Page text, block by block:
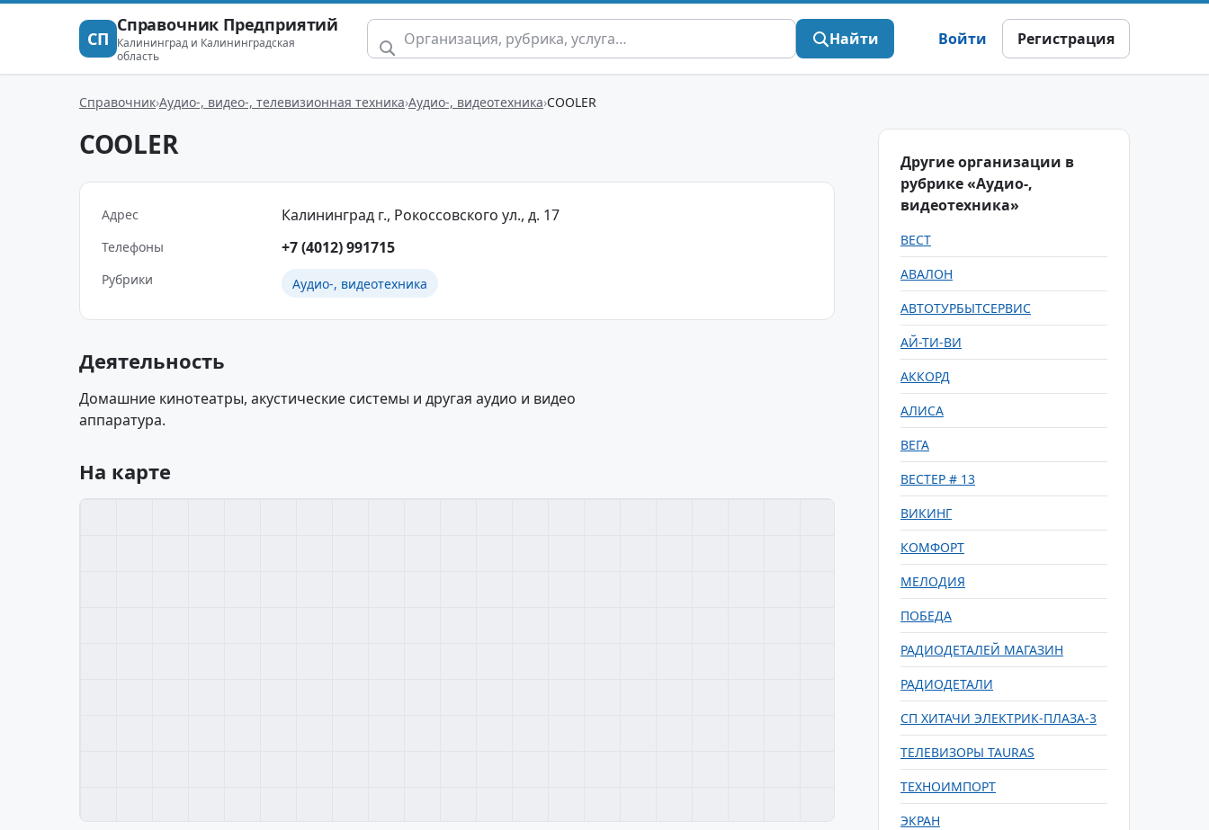
СП
Справочник Предприятий
Калининград и Калининградская
область
Найти Войти Регистрация
Справочник Аудио-, видео-, телевизионная техника Аудио-, видеотехника COOLER
COOLER
Адрес Калининград г., Рокоссовского ул., д. 17
Телефоны +7 (4012) 991715
Рубрики Аудио-, видеотехника
Деятельность
Домашние кинотеатры, акустические системы и другая аудио и видео
аппаратура.
На карте
Другие организации в
рубрике «Аудио-,
видеотехника»
ВЕСТ
АВАЛОН
АВТОТУРБЫТСЕРВИС
АЙ-ТИ-ВИ
АККОРД
АЛИСА
ВЕГА
ВЕСТЕР # 13
ВИКИНГ
КОМФОРТ
МЕЛОДИЯ
ПОБЕДА
РАДИОДЕТАЛЕЙ МАГАЗИН
РАДИОДЕТАЛИ
СП ХИТАЧИ ЭЛЕКТРИК-ПЛАЗА-3
ТЕЛЕВИЗОРЫ TAURAS
ТЕХНОИМПОРТ
ЭКРАН